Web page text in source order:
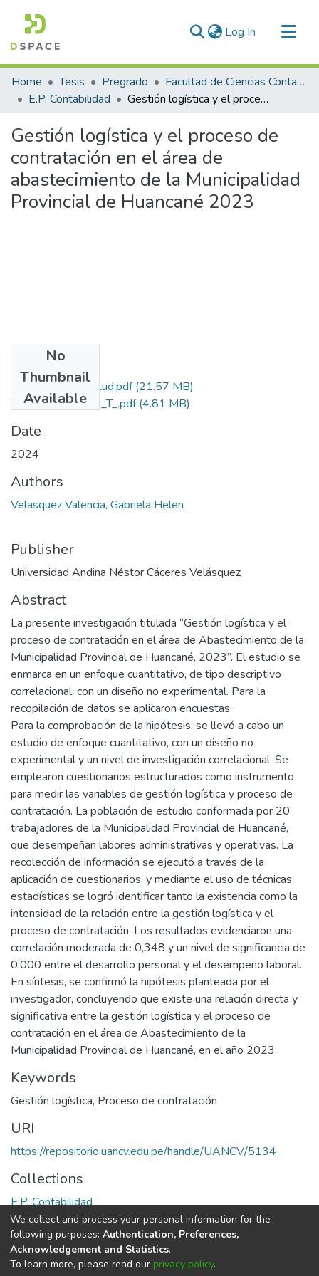
Log In (current)
Communities & Collections
All of DSpace
Home Tesis Pregrado
Facultad de Ciencias Contables y Financieras
E.P. Contabilidad
Gestión logística y el proceso de contratación en el área de abastecimiento de la Municipalidad Provincial de Huancané 2023
Gestión logística y el proceso de
contratación en el área de
abastecimiento de la Municipalidad
Provincial de Huancané 2023
No
Thumbnail
Available
Grado de Similitud.pdf(21.57 MB)
T036_75202090_T_.pdf(4.81 MB)
Date
2024
Authors
Velasquez Valencia, Gabriela Helen
Publisher
Universidad Andina Néstor Cáceres Velásquez
Abstract
La presente investigación titulada “Gestión logística y el
proceso de contratación en el área de Abastecimiento de la
Municipalidad Provincial de Huancané, 2023”. El estudio se
enmarca en un enfoque cuantitativo, de tipo descriptivo
correlacional, con un diseño no experimental. Para la
recopilación de datos se aplicaron encuestas.
Para la comprobación de la hipótesis, se llevó a cabo un
estudio de enfoque cuantitativo, con un diseño no
experimental y un nivel de investigación correlacional. Se
emplearon cuestionarios estructurados como instrumento
para medir las variables de gestión logística y proceso de
contratación. La población de estudio conformada por 20
trabajadores de la Municipalidad Provincial de Huancané,
que desempeñan labores administrativas y operativas. La
recolección de información se ejecutó a través de la
aplicación de cuestionarios, y mediante el uso de técnicas
estadísticas se logró identificar tanto la existencia como la
intensidad de la relación entre la gestión logística y el
proceso de contratación. Los resultados evidenciaron una
correlación moderada de 0,348 y un nivel de significancia de
0,000 entre el desarrollo personal y el desempeño laboral.
En síntesis, se confirmó la hipótesis planteada por el
investigador, concluyendo que existe una relación directa y
significativa entre la gestión logística y el proceso de
contratación en el área de Abastecimiento de la
Municipalidad Provincial de Huancané, en el año 2023.
Keywords
Gestión logística, Proceso de contratación
URI
https://repositorio.uancv.edu.pe/handle/UANCV/5134
Collections
E.P. Contabilidad
Full item page
DSpace softwarecopyright © 2002-2026
We collect and process your personal information for the
following purposes: Authentication, Preferences,
Acknowledgement and Statistics.
To learn more, please read our privacy policy.